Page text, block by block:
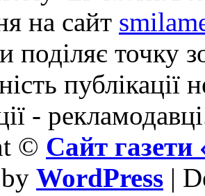
на сайт
поділяє точку
публікації
-
© Сайт
WordPress |